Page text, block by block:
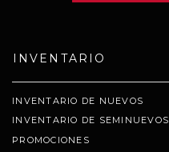
INVENTARIO
INVENTARIO DE NUEVOS
INVENTARIO DE SEMINUEVOS
PROMOCIONES